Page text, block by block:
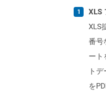
XLS
XLS
番号
ート
ト
を